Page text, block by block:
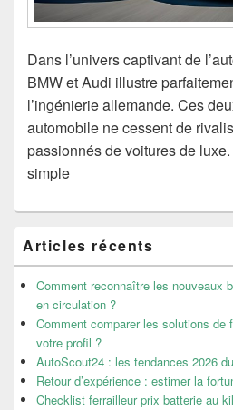
Dans l’univers captivant de
BMW et Audi illustre
l’ingénierie allemande. Ces
automobile ne cessent de
passionnés de voitures de
simple
principale
de
widget
barre
latérale
Articles récents
Comment reconnaître les nouveaux
en circulation ?
Comment comparer les solutions de
votre profil ?
AutoScout24 : les tendances 2026
Retour d’expérience : estimer la
Checklist ferrailleur prix batterie au